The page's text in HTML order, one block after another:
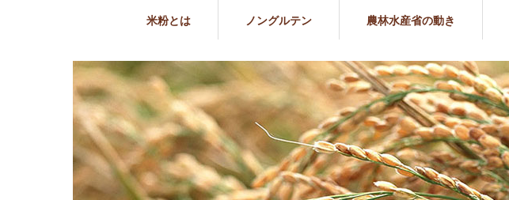
米粉とは ノングルテン 農林水産省の動き